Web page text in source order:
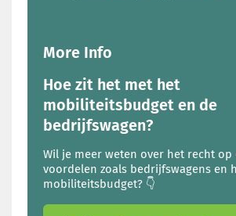
More Info
Hoe zit het met het
mobiliteitsbudget en de
bedrijfswagen?
Wil je meer weten over het recht op
voordelen zoals bedrijfswagens en
mobiliteitsbudget? 👇